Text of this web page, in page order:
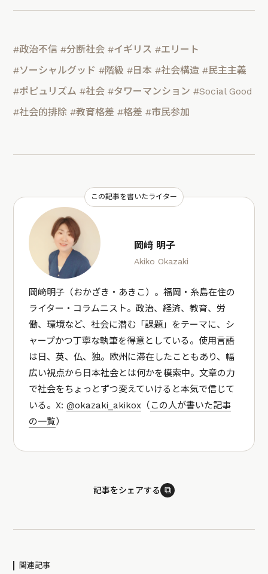
#政治不信 #分断社会 #イギリス #エリート
#ソーシャルグッド #階級 #日本 #社会構造 #民主主義
#ポピュリズム #社会 #タワーマンション #Social Good
#社会的排除 #教育格差 #格差 #市民参加
この記事を書いたライター
岡﨑 明子
Akiko Okazaki
岡﨑明子（おかざき・あきこ）。福岡・糸島在住の
ライター・コラムニスト。政治、経済、教育、労
働、環境など、社会に潜む「課題」をテーマに、シ
ャープかつ丁寧な執筆を得意としている。使用言語
は日、英、仏、独。欧州に滞在したこともあり、幅
広い視点から日本社会とは何かを模索中。文章の力
で社会をちょっとずつ変えていけると本気で信じて
いる。X:@okazaki_akikox （この人が書いた記事
の一覧）
記事をシェアする ⧉
関連記事